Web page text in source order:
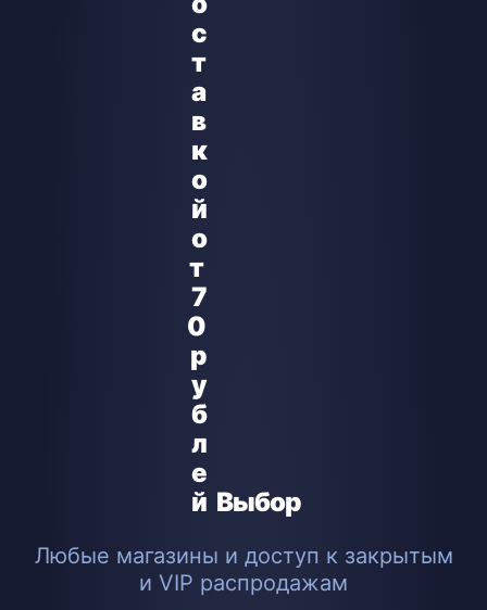
Выбор
Любые магазины и доступ к закрытым
и VIP распродажам